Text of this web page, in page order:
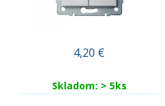
4,20 €
Skladom: > 5ks